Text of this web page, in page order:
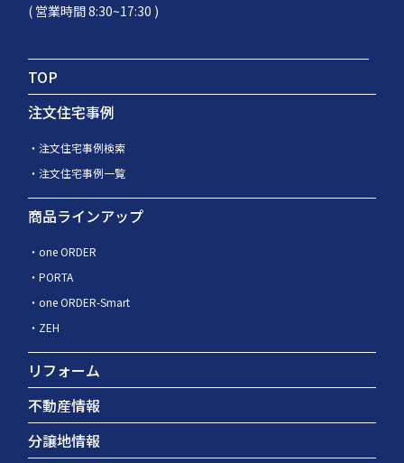
( 営業時間 8:30~17:30 )
TOP
注文住宅事例
注文住宅事例検索
注文住宅事例一覧
商品ラインアップ
one ORDER
PORTA
one ORDER-Smart
ZEH
リフォーム
不動産情報
分譲地情報